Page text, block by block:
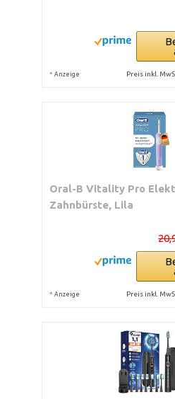
* Anzeige Preis inkl.
Oral-B Vitality Pro
Zahnbürste, Lila
* Anzeige Preis inkl.